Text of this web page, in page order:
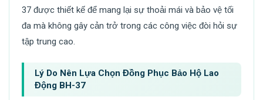
37 được thiết kế để mang lại sự thoải mái và bảo vệ tối
đa mà không gây cản trở trong các công việc đòi hỏi sự
tập trung cao.
Lý Do Nên Lựa Chọn Đồng Phục Bảo Hộ Lao
Động BH-37